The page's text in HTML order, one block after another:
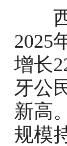
西
2025
增长
牙公
新高
规模